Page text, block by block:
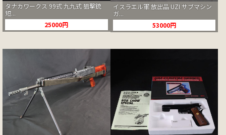
タナカワークス 99式 九九式 狙撃銃
短...
25000円
イスラエル軍 放出品 UZI サブマシン
ガ...
53000円